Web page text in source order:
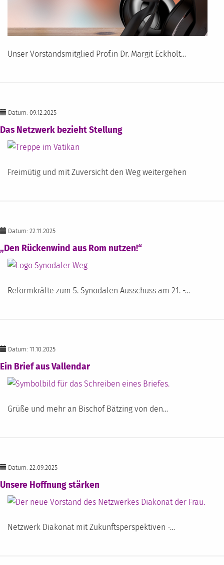
Unser Vorstandsmitglied Prof.in Dr. Margit Eckholt…
Datum: 09.12.2025
Das Netzwerk bezieht Stellung
Freimütig und mit Zuversicht den Weg weitergehen
Datum: 22.11.2025
„Den Rückenwind aus Rom nutzen!“
Reformkräfte zum 5. Synodalen Ausschuss am 21. -…
Datum: 11.10.2025
Ein Brief aus Vallendar
Grüße und mehr an Bischof Bätzing von den…
Datum: 22.09.2025
Unsere Hoffnung stärken
Netzwerk Diakonat mit Zukunftsperspektiven -…